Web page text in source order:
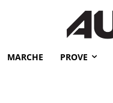
MARCHE PROVE